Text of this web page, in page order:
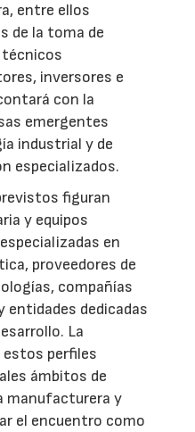
entre ellos
de la toma de
técnicos
inversores e
con la
emergentes
industrial y de
especializados.
figuran
y equipos
en
proveedores de
compañías
dedicadas
La
estos perfiles
ámbitos de
manufacturera y
el encuentro como